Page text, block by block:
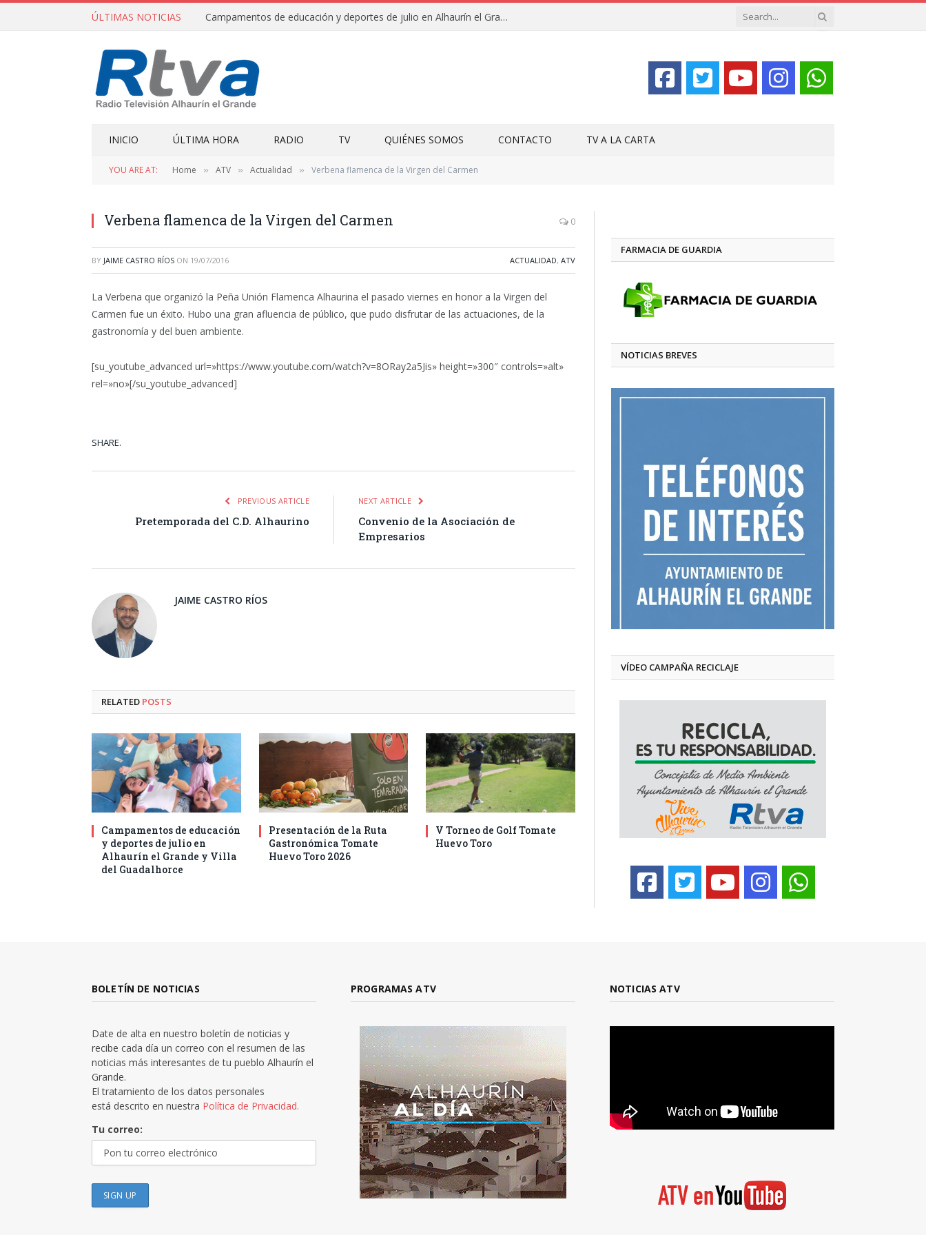
ÚLTIMAS NOTICIAS Campamentos de educación y deportes de julio en Alhaurín el Grande y Villa del Guadalhorce
INICIO ÚLTIMA HORA RADIO TV QUIÉNES SOMOS CONTACTO TV A LA CARTA
YOU ARE AT: Home » ATV » Actualidad » Verbena flamenca de la Virgen del Carmen
Verbena flamenca de la Virgen del Carmen 0
BY JAIME CASTRO RÍOS ON 19/07/2016 ACTUALIDAD, ATV
La Verbena que organizó la Peña Unión Flamenca Alhaurina el pasado viernes en honor a la Virgen del
Carmen fue un éxito. Hubo una gran afluencia de público, que pudo disfrutar de las actuaciones, de la
gastronomía y del buen ambiente.
[su_youtube_advanced url=»https://www.youtube.com/watch?v=8ORay2a5Jis» height=»300″ controls=»alt»
rel=»no»[/su_youtube_advanced]
SHARE.
PREVIOUS ARTICLE
Pretemporada del C.D. Alhaurino
NEXT ARTICLE
Convenio de la Asociación de
Empresarios
JAIME CASTRO RÍOS
RELATED POSTS
Campamentos de educación
y deportes de julio en
Alhaurín el Grande y Villa
del Guadalhorce
Presentación de la Ruta
Gastronómica Tomate
Huevo Toro 2026
V Torneo de Golf Tomate
Huevo Toro
FARMACIA DE GUARDIA
NOTICIAS BREVES
VÍDEO CAMPAÑA RECICLAJE
BOLETÍN DE NOTICIAS
Date de alta en nuestro boletín de noticias y
recibe cada día un correo con el resumen de las
noticias más interesantes de tu pueblo Alhaurín el
Grande.
El tratamiento de los datos personales
está descrito en nuestra Política de Privacidad.
Tu correo:
PROGRAMAS ATV NOTICIAS ATV